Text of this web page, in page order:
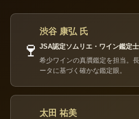
🍷
渋谷 康弘 氏
JSA認定ソムリエ・ワイン鑑定士
希少ワインの真贋鑑定を担当。
ータに基づく確かな鑑定眼。
太田 祐美